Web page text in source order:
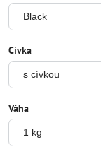
Cívka
Váha